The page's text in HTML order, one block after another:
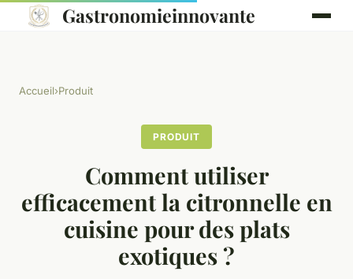
Gastronomieinnovante
Accueil›Produit
PRODUIT
Comment utiliser
efficacement la citronnelle en
cuisine pour des plats
exotiques ?